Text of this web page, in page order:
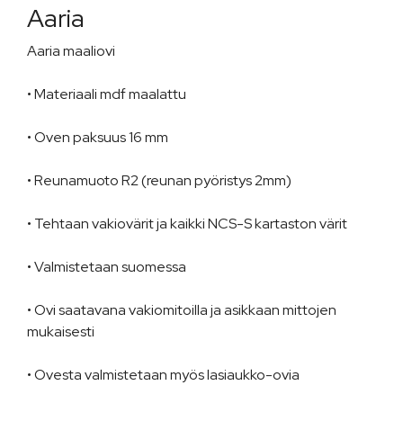
Aaria
Aaria maaliovi
• Materiaali mdf maalattu
• Oven paksuus 16 mm
• Reunamuoto R2 (reunan pyöristys 2mm)
• Tehtaan vakiovärit ja kaikki NCS-S kartaston värit
• Valmistetaan suomessa
• Ovi saatavana vakiomitoilla ja asikkaan mittojen
mukaisesti
• Ovesta valmistetaan myös lasiaukko-ovia